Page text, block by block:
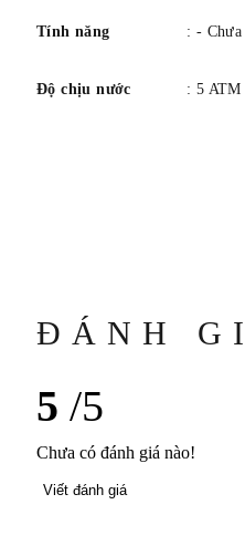
Năng lượng
Tính thường xuyên
Kích cỡ
độ dày
Hai tông màu, đánh bóng/
Tính năng : -
Độ chịu nước : 5 ATM
ĐÁNH
5 /5
Chưa có đánh giá nào!
Viết đánh giá